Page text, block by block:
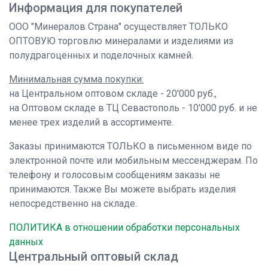
Информация для покупателей
ООО "Минералов Страна" осуществляет ТОЛЬКО
ОПТОВУЮ торговлю минералами и изделиями из
полудрагоценных и поделочных камней.
Минимальная сумма покупки:
на Центральном оптовом складе - 20'000 руб.,
на Оптовом складе в ТЦ Севастополь - 10'000 руб. и не
менее трех изделий в ассортименте.
Заказы принимаются ТОЛЬКО в письменном виде по
электронной почте или мобильным мессенджерам. По
телефону и голосовым сообщениям заказы не
принимаются. Также Вы можете выбрать изделия
непосредственно на складе.
ПОЛИТИКА в отношении обработки персональных
данных
Центральный оптовый склад